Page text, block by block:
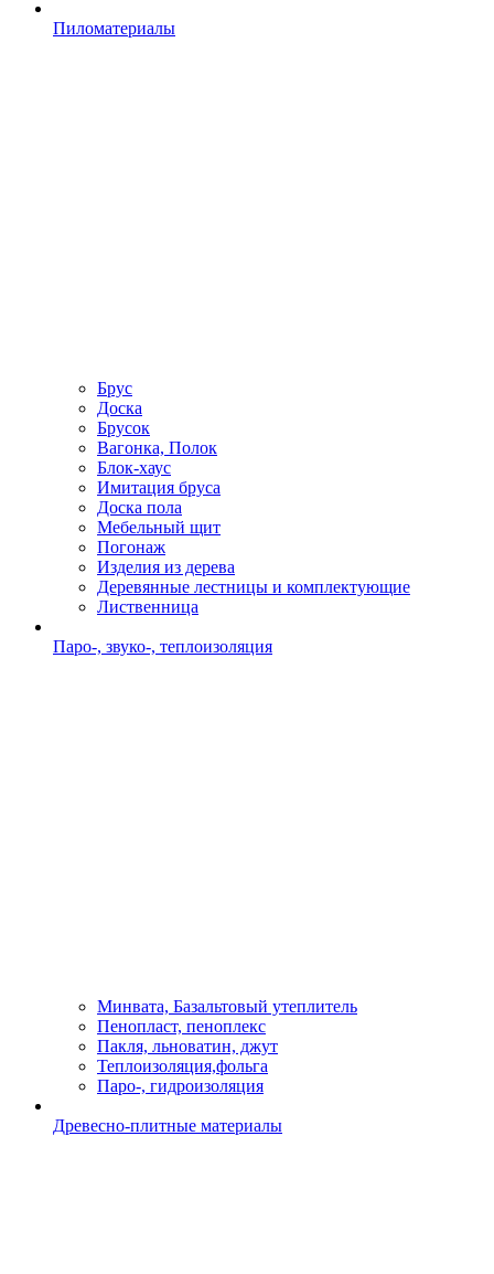
Пиломатериалы
Брус
Доска
Брусок
Вагонка, Полок
Блок-хаус
Имитация бруса
Доска пола
Мебельный щит
Погонаж
Изделия из дерева
Деревянные лестницы и комплектующие
Лиственница
Паро-, звуко-, теплоизоляция
Минвата, Базальтовый утеплитель
Пенопласт, пеноплекс
Пакля, льноватин, джут
Теплоизоляция,фольга
Паро-, гидроизоляция
Древесно-плитные материалы